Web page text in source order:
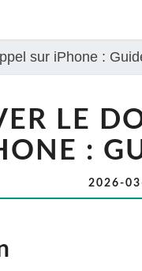
sur iPhone :
LE
:
2026-